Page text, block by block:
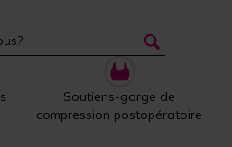
Soutiens-gorge de
compression postopératoire